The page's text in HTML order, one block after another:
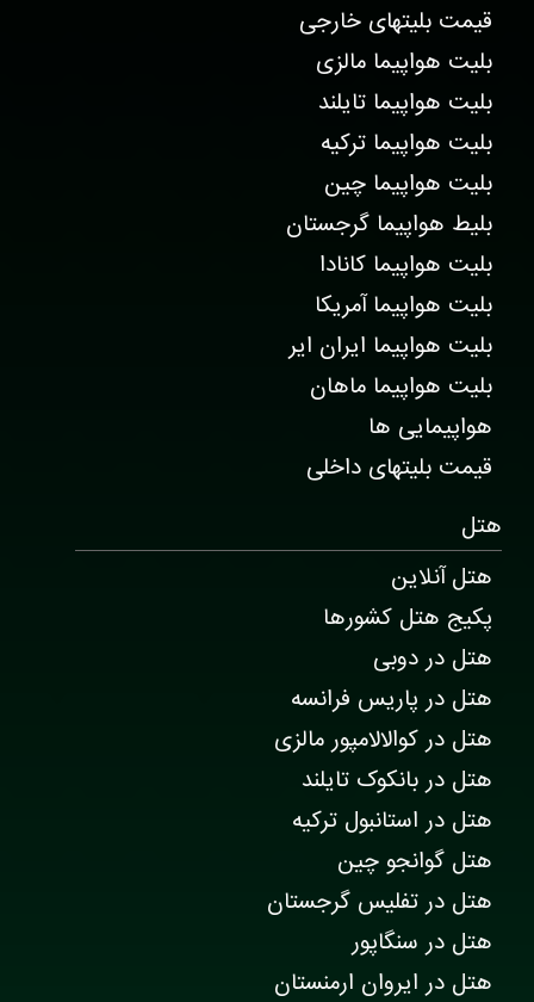
قیمت بلیتهای خارجی
بلیت هواپیما مالزی
بلیت هواپیما تایلند
بلیت هواپیما ترکیه
بلیت هواپیما چین
بلیط هواپیما گرجستان
بلیت هواپیما کانادا
بلیت هواپیما آمریکا
بلیت هواپیما ایران ایر
بلیت هواپیما ماهان
هواپیمایی ها
قیمت بلیتهای داخلی
هتل
هتل آنلاین
پکیج هتل کشورها
هتل در دوبی
هتل در پاریس فرانسه
هتل در کوالالامپور مالزی
هتل در بانکوک تایلند
هتل در استانبول ترکیه
هتل گوانجو چین
هتل در تفلیس گرجستان
هتل در سنگاپور
هتل در ایروان ارمنستان